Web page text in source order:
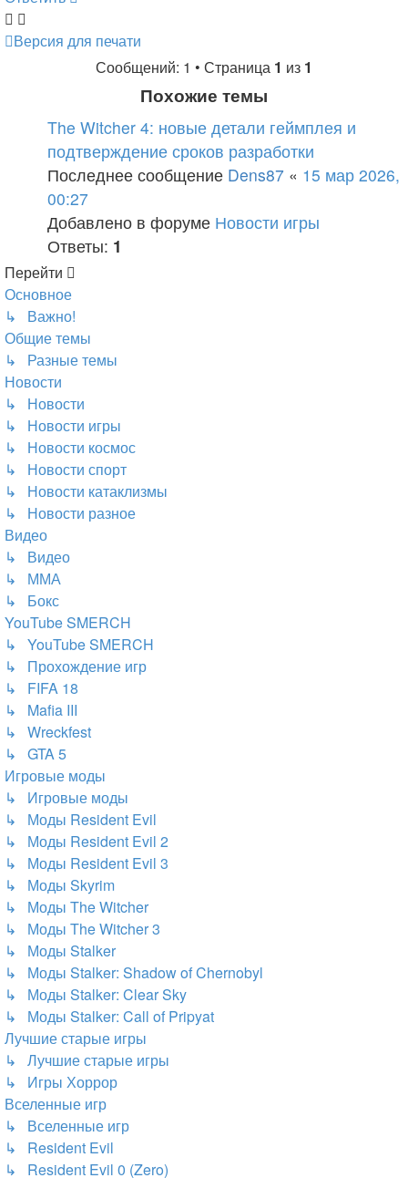
Версия для печати
Сообщений: 1 • Страница 1 из 1
Похожие темы
The Witcher 4: новые детали геймплея и
подтверждение сроков разработки
Последнее сообщение Dens87 « 15 мар 2026,
00:27
Добавлено в форуме Новости игры
Ответы: 1
Перейти
Основное
↳ Важно!
Общие темы
↳ Разные темы
Новости
↳ Новости
↳ Новости игры
↳ Новости космос
↳ Новости спорт
↳ Новости катаклизмы
↳ Новости разное
Видео
↳ Видео
↳ ММА
↳ Бокс
YouTube SMERCH
↳ YouTube SMERCH
↳ Прохождение игр
↳ FIFA 18
↳ Mafia III
↳ Wreckfest
↳ GTA 5
Игровые моды
↳ Игровые моды
↳ Моды Resident Evil
↳ Моды Resident Evil 2
↳ Моды Resident Evil 3
↳ Моды Skyrim
↳ Моды The Witcher
↳ Моды The Witcher 3
↳ Моды Stalker
↳ Моды Stalker: Shadow of Chernobyl
↳ Моды Stalker: Clear Sky
↳ Моды Stalker: Call of Pripyat
Лучшие старые игры
↳ Лучшие старые игры
↳ Игры Хоррор
Вселенные игр
↳ Вселенные игр
↳ Resident Evil
↳ Resident Evil 0 (Zero)